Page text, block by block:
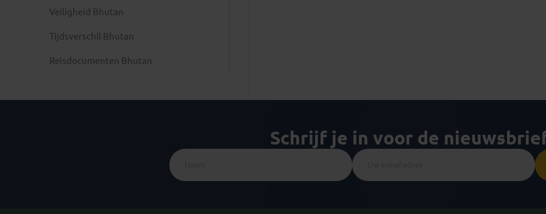
Veiligheid Bhutan
Tijdsverschil Bhutan
Reisdocumenten Bhutan
Schrijf je in voor de